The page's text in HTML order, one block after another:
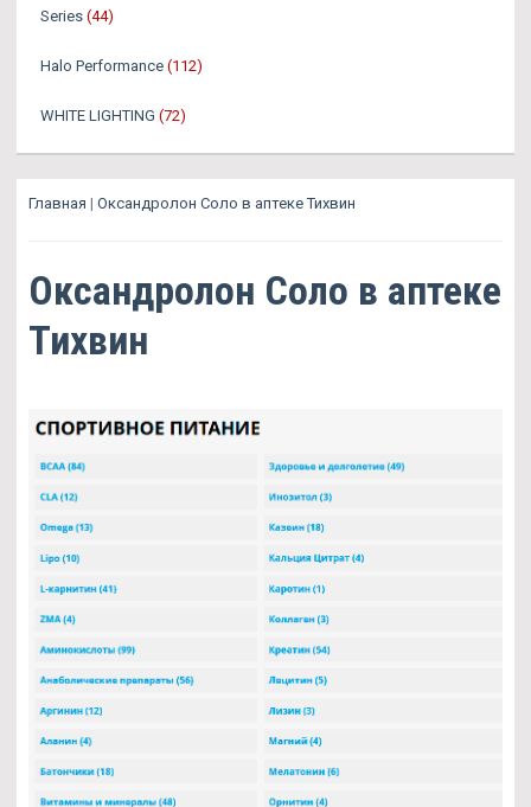
Series (44)
Halo Performance (112)
WHITE LIGHTING (72)
Главная | Оксандролон Соло в аптеке Тихвин
Оксандролон Соло в аптеке
Тихвин